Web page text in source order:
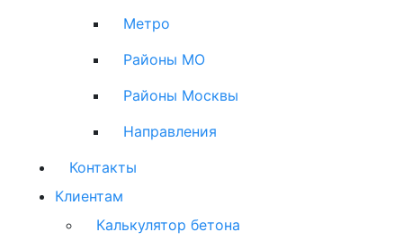
Метро
Районы МО
Районы Москвы
Направления
Контакты
Клиентам
Калькулятор бетона